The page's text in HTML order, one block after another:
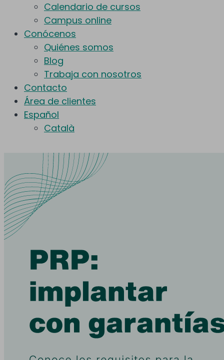
Calendario de cursos
Campus online
Conócenos
Quiénes somos
Blog
Trabaja con nosotros
Contacto
Área de clientes
Español
Català